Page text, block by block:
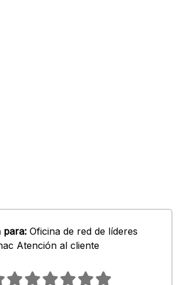
para: Oficina de red de líderes
Atención al cliente